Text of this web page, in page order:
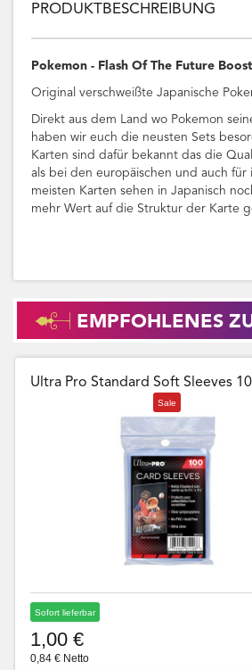
PRODUKTBESCHREIBUNG
Pokemon - Flash Of The Future
Original verschweißte Japanische
Direkt aus dem Land wo Pokemon
haben wir euch die neusten Sets
Karten sind dafür bekannt das die
als bei den europäischen und auch für
meisten Karten sehen in Japanisch
mehr Wert auf die Struktur der Karte
EMPFOHLENES
Ultra Pro Standard Soft Sleeves
Sale
Sofort lieferbar
1,00 €
0,84 € Netto